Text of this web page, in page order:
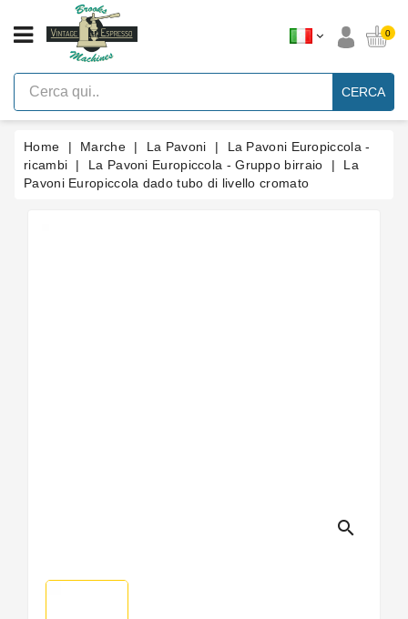
CATEGORIA
Macchine
Per
Caffè
Espresso
Leva
Vintage
Macchina
0
CERCA
Home Marche La Pavoni
La Pavoni Europiccola -
ricambi
La Pavoni Europiccola - Gruppo birraio
La
Pavoni Europiccola dado tubo di livello cromato
search